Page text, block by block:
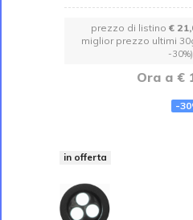
prezzo di listino €
miglior prezzo ultimi
-30%)
Ora a €
-
in offerta